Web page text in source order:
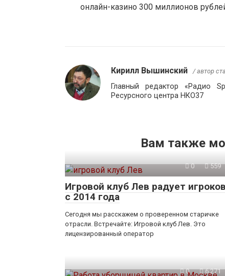
онлайн-казино 300 миллионов
Кирилл Вышинский / автор
Главный редактор «Радио
Ресурсного центра НКО37
Вам также
0 559
Игровой клуб Лев радует игроков
с 2014 года
Сегодня мы расскажем о проверенном старичке
отрасли. Встречайте: Игровой клуб Лев. Это
лицензированный оператор
0 6 271